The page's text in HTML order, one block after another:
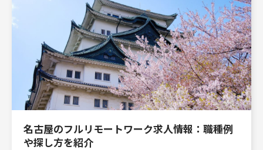
名古屋のフルリモートワーク求人情報：職種例
や探し方を紹介